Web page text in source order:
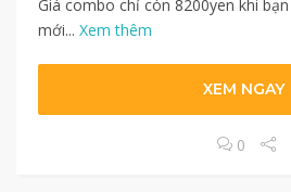
Giá combo chỉ còn 8200yen khi
mới... Xem thêm
XEM NGAY
0